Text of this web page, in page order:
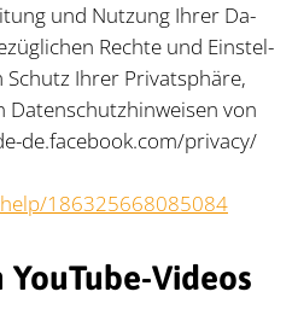
und Nut­zung Ih­rer Da­
Rech­te und Ein­stel­
Ih­rer Pri­vat­sphä­re,
Da­ten­schutz­hin­wei­sen von
de.face­book.com/​pri­va­cy/​
186325668085084
Videos